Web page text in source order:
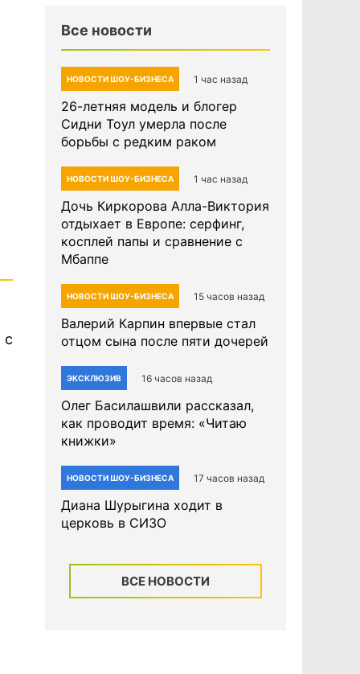
с
Все новости
НОВОСТИ ШОУ-БИЗНЕСА 1 час назад
26-летняя модель и блогер
Сидни Тоул умерла после
борьбы с редким раком
НОВОСТИ ШОУ-БИЗНЕСА 1 час назад
Дочь Киркорова Алла-Виктория
отдыхает в Европе: серфинг,
косплей папы и сравнение с
Мбаппе
НОВОСТИ ШОУ-БИЗНЕСА 15 часов назад
Валерий Карпин впервые стал
отцом сына после пяти дочерей
ЭКСКЛЮЗИВ 16 часов назад
Олег Басилашвили рассказал,
как проводит время: «Читаю
книжки»
НОВОСТИ ШОУ-БИЗНЕСА 17 часов назад
Диана Шурыгина ходит в
церковь в СИЗО
ВСЕ НОВОСТИ